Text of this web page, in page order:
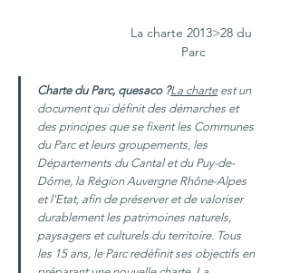
La charte 2013>28 du
Parc
Charte du Parc, quesaco ?La charte est un
document qui définit des démarches et
des principes que se fixent les Communes
du Parc et leurs groupements, les
Départements du Cantal et du Puy-de-
Dôme, la Région Auvergne Rhône-Alpes
et l'Etat, afin de préserver et de valoriser
durablement les patrimoines naturels,
paysagers et culturels du territoire. Tous
les 15 ans, le Parc redéfinit ses objectifs en